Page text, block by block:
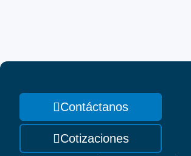
Contáctanos
Cotizaciones